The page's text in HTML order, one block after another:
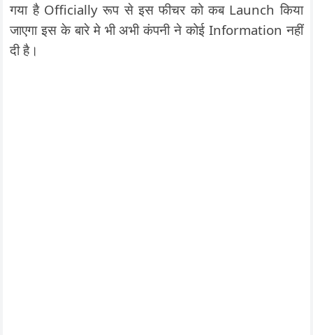
गया है Officially रूप से इस फीचर को कब Launch किया
जाएगा इस के बारे मे भी अभी कंपनी ने कोई Information नहीं
दी है।